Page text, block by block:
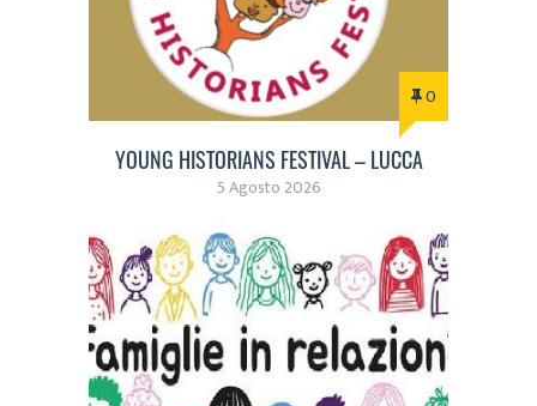
0
YOUNG HISTORIANS FESTIVAL – LUCCA
5 Agosto 2026